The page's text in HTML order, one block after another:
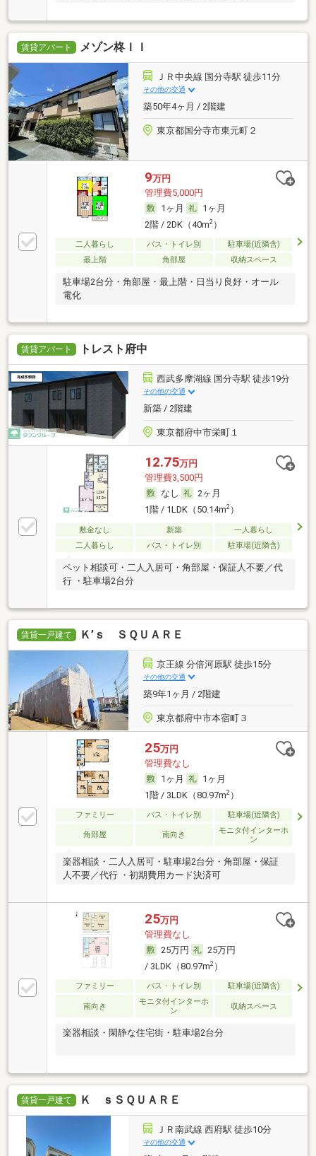
賃貸アパート メゾン柊ＩＩ
ＪＲ中央線 国分寺駅 徒歩11分
その他の交通
築50年4ヶ月 / 2階建
東京都国分寺市東元町２
9万円
管理費5,000円
1ヶ月
1ヶ月
2階 / 2DK（40m2）
二人暮らし バス・トイレ別
駐車場(近隣含)
最上階
角部屋 収納スペース
駐車場2台分・角部屋・最上階・日当り良好・オール
電化
賃貸アパート トレスト府中
西武多摩湖線 国分寺駅 徒歩19分
その他の交通
新築 / 2階建
東京都府中市栄町１
12.75万円
管理費3,500円
なし
2ヶ月
1階 / 1LDK（50.14m2）
敷金なし 新築
一人暮らし
二人暮らし
バス・トイレ別 駐車場(近隣含)
ペット相談可・二人入居可・角部屋・保証人不要／代
行 ・駐車場2台分
賃貸一戸建て Ｋ’ｓ ＳＱＵＡＲＥ
京王線 分倍河原駅 徒歩15分
その他の交通
築9年1ヶ月 / 2階建
東京都府中市本宿町３
25万円
管理費なし
1ヶ月
1ヶ月
1階 / 3LDK（80.97m2）
ファミリー バス・トイレ別 駐車場(近隣含)
角部屋 南向き
モニタ付インターホ
ン
楽器相談・二人入居可・駐車場2台分・角部屋・保証
人不要／代行 ・初期費用カード決済可
25万円
管理費なし
25万円
25万円
/ 3LDK（80.97m2）
ファミリー バス・トイレ別 駐車場(近隣含)
南向き
モニタ付インターホ
ン
収納スペース
楽器相談・閑静な住宅街・駐車場2台分
賃貸一戸建て Ｋ ｓＳＱＵＡＲＥ
ＪＲ南武線 西府駅 徒歩10分
その他の交通